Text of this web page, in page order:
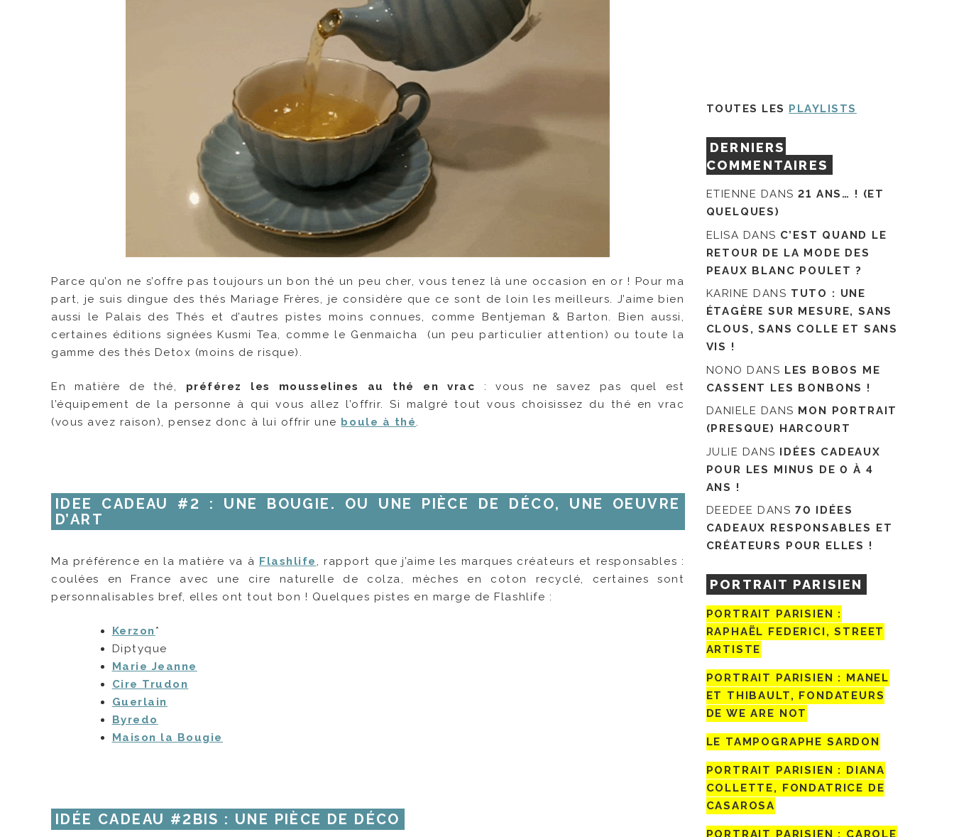
Parce qu’on ne s’offre pas toujours un bon thé un peu cher, vous tenez là une occasion en or ! Pour ma
part, je suis dingue des thés Mariage Frères, je considère que ce sont de loin les meilleurs. J’aime bien
aussi le Palais des Thés et d’autres pistes moins connues, comme Bentjeman & Barton. Bien aussi,
certaines éditions signées Kusmi Tea, comme le Genmaicha (un peu particulier attention) ou toute la
gamme des thés Detox (moins de risque).
En matière de thé, préférez les mousselines au thé en vrac : vous ne savez pas quel est
l’équipement de la personne à qui vous allez l’offrir. Si malgré tout vous choisissez du thé en vrac
(vous avez raison), pensez donc à lui offrir une boule à thé.
IDEE CADEAU #2 : UNE BOUGIE. OU UNE PIÈCE DE DÉCO, UNE OEUVRE
D’ART
Ma préférence en la matière va à Flashlife , rapport que j’aime les marques créateurs et responsables :
coulées en France avec une cire naturelle de colza, mèches en coton recyclé, certaines sont
personnalisables bref, elles ont tout bon ! Quelques pistes en marge de Flashlife :
Kerzon *
Diptyque
Marie Jeanne
Cire Trudon
Guerlain
Byredo
Maison la Bougie
IDÉE CADEAU #2BIS : UNE PIÈCE DE DÉCO
TOUTES LES PLAYLISTS
DERNIERS
COMMENTAIRES
ETIENNE DANS21 ANS… ! (ET
QUELQUES)
ELISA DANS C’EST QUAND LE
RETOUR DE LA MODE DES
PEAUX BLANC POULET ?
KARINE DANS TUTO : UNE
ÉTAGÈRE SUR MESURE, SANS
CLOUS, SANS COLLE ET SANS
VIS !
NONO DANS LES BOBOS ME
CASSENT LES BONBONS !
DANIELE DANS MON PORTRAIT
(PRESQUE) HARCOURT
JULIE DANS IDÉES CADEAUX
POUR LES MINUS DE 0 À 4
ANS !
DEEDEE DANS 70 IDÉES
CADEAUX RESPONSABLES ET
CRÉATEURS POUR ELLES !
PORTRAIT PARISIEN
PORTRAIT PARISIEN :
RAPHAËL FEDERICI, STREET
ARTISTE
PORTRAIT PARISIEN : MANEL
ET THIBAULT, FONDATEURS
DE WE ARE NOT
LE TAMPOGRAPHE SARDON
PORTRAIT PARISIEN : DIANA
COLLETTE, FONDATRICE DE
CASAROSA
PORTRAIT PARISIEN : CAROLE